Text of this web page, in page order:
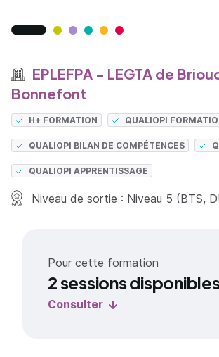
EPLEFPA - LEGTA de
Bonnefont
H+ FORMATION QUALIOPI
QUALIOPI BILAN DE COMPÉTENCES
QUALIOPI APPRENTISSAGE
Niveau de sortie : Niveau 5 (BTS,
Pour cette formation
2 sessions
Consulter